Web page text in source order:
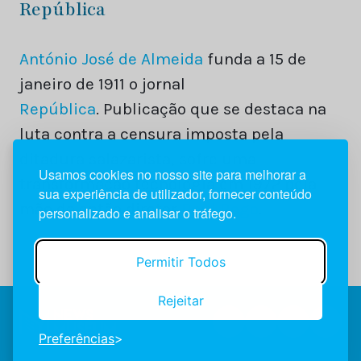
Usamos cookies no nosso site para melhorar a
sua experiência de utilizador, fornecer conteúdo
personalizado e analisar o tráfego.
Permitir Todos
Rejeitar
Preferências
República
António José de Almeida funda a 15 de
janeiro de 1911 o jornal
República. Publicação que se destaca na
luta contra a censura imposta pela
transformação tecnológia em 1972 pela
mão do então diretorRaul Rego